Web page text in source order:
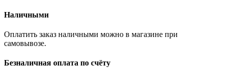
Наличными
Оплатить заказ наличными можно в магазине при
самовывозе.
Безналичная оплата по счёту